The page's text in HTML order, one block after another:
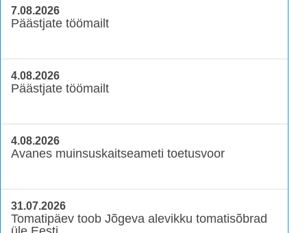
7.08.2026
Päästjate töömailt
4.08.2026
Päästjate töömailt
4.08.2026
Avanes muinsuskaitseameti toetusvoor
31.07.2026
Tomatipäev toob Jõgeva alevikku tomatisõbrad